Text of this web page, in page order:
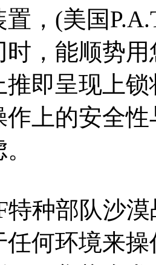
，(美国
时，能顺势
推即呈现上
作上的安全
特种部队沙
任何环境来